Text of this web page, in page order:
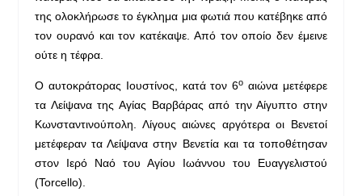
της ολοκλήρωσε το έγκλημα μια φωτιά που κατέβηκε από
τον ουρανό και τον κατέκαψε. Από τον οποίο δεν έμεινε
ούτε η τέφρα.
Ο αυτοκράτορας Ιουστίνος, κατά τον 6ο αιώνα μετέφερε
τα Λείψανα της Αγίας Βαρβάρας από την Αίγυπτο στην
Κωνσταντινούπολη. Λίγους αιώνες αργότερα οι Βενετοί
μετέφεραν τα Λείψανα στην Βενετία και τα τοποθέτησαν
στον Ιερό Ναό του Αγίου Ιωάννου του Ευαγγελιστού
(Torcello).